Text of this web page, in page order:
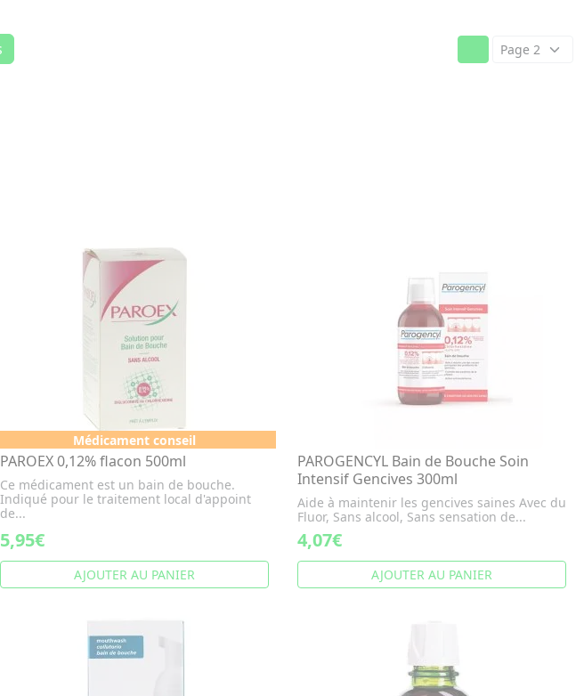
Médicament conseil
PAROEX 0,12% flacon 500ml
Ce médicament est un bain de bouche.
Indiqué pour le traitement local d'appoint
de...
5,95€
AJOUTER AU PANIER
PAROGENCYL Bain de Bouche Soin
Intensif Gencives 300ml
Aide à maintenir les gencives saines Avec du
Fluor, Sans alcool, Sans sensation de...
4,07€
AJOUTER AU PANIER